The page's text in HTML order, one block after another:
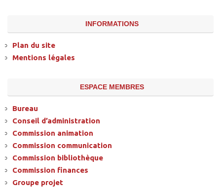
INFORMATIONS
Plan du site
Mentions légales
ESPACE MEMBRES
Bureau
Conseil d’administration
Commission animation
Commission communication
Commission bibliothèque
Commission finances
Groupe projet